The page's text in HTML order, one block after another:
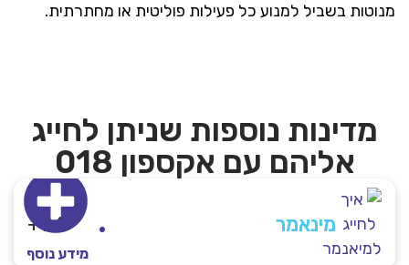
מנוטות בשביל למנוע כל פעילות פוליטית או מחתרתית.
מדינות נוספות שניתן לחייג
אליהם עם אקספון 018
מינאמר 94+
מידע נוסף